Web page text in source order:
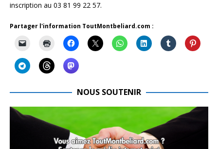
inscription au 03 81 99 22 57.
Partager l'information ToutMontbeliard.com :
NOUS SOUTENIR